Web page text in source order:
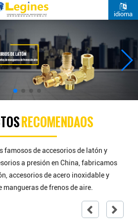
idioma
RECOMENDAOS
famosos de accesorios de latón y
a presión en China, fabricamos
accesorios de acero inoxidable y
mangueras de frenos de aire.